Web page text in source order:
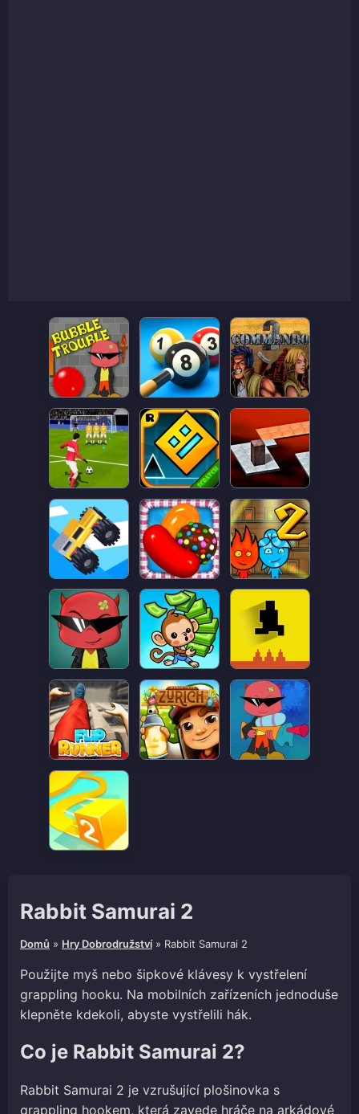
Rabbit Samurai 2
Domů » Hry Dobrodružství » Rabbit Samurai 2
Použijte myš nebo šipkové klávesy k vystřelení
grappling hooku. Na mobilních zařízeních jednoduše
klepněte kdekoli, abyste vystřelili hák.
Co je Rabbit Samurai 2?
Rabbit Samurai 2 je vzrušující plošinovka s
grappling hookem, která zavede hráče na arkádové